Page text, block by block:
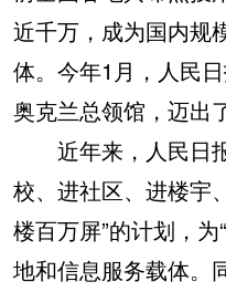
近千万，成为国内规
体。今年1月，人民
奥克兰总领馆，迈出
近年来，人民日
校、进社区、进楼宇
楼百万屏”的计划，
地和信息服务载体。